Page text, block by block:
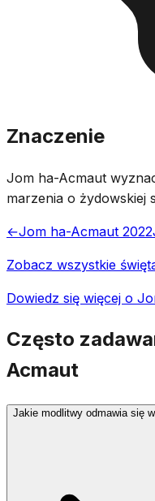
Znaczenie
Jom ha-Acmaut
marzenia o żydowskiej
←Jom ha-Acmaut 2022
Zobacz wszystkie
Dowiedz się więcej o
Często
Acmaut
Jakie modlitwy odmawia się